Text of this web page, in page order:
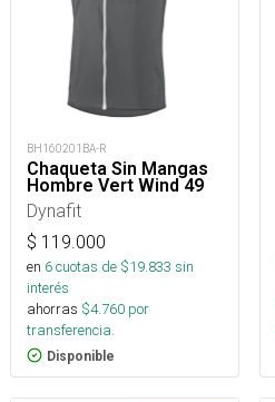
BH160201BA-R
Chaqueta Sin Mangas
Hombre Vert Wind 49
Dynafit
$ 119.000
en 6cuotas de $19.833 sin
interés
ahorras $4.760 por
transferencia.
Disponible